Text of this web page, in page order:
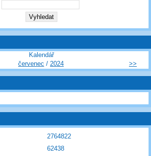
Kalendář
červenec / 2024 >>
2764822
62438